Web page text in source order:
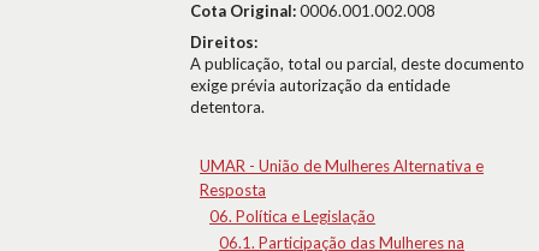
Cota Original:0006.001.002.008
Direitos:
A publicação, total ou parcial, deste documento
exige prévia autorização da entidade
detentora.
UMAR - União de Mulheres Alternativa e
Resposta
06. Política e Legislação
06.1. Participação das Mulheres na